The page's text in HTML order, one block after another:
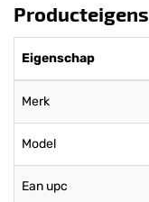
Eigenschap
Merk
Model
Ean upc